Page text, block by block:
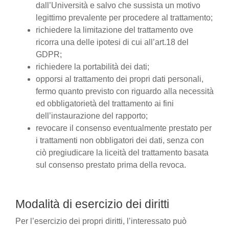
dall’Università e salvo che sussista un motivo
legittimo prevalente per procedere al trattamento;
richiedere la limitazione del trattamento ove
ricorra una delle ipotesi di cui all’art.18 del
GDPR;
richiedere la portabilità dei dati;
opporsi al trattamento dei propri dati personali,
fermo quanto previsto con riguardo alla necessità
ed obbligatorietà del trattamento ai fini
dell’instaurazione del rapporto;
revocare il consenso eventualmente prestato per
i trattamenti non obbligatori dei dati, senza con
ciò pregiudicare la liceità del trattamento basata
sul consenso prestato prima della revoca.
Modalità di esercizio dei diritti
Per l’esercizio dei propri diritti, l’interessato può